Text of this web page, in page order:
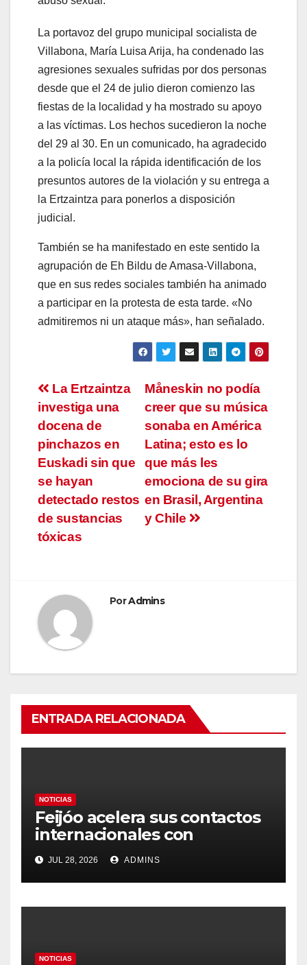
La portavoz del grupo municipal socialista de
Villabona, María Luisa Arija, ha condenado las
agresiones sexuales sufridas por dos personas
desde que el 24 de julio dieron comienzo las
fiestas de la localidad y ha mostrado su apoyo
a las víctimas. Los hechos sucedieron la noche
del 29 al 30. En un comunicado, ha agradecido
a la policía local la rápida identificación de los
presuntos autores de la violación y su entrega a
la Ertzaintza para ponerlos a disposición
judicial.
También se ha manifestado en este sentido la
agrupación de Eh Bildu de Amasa-Villabona,
que en sus redes sociales también ha animado
a participar en la protesta de esta tarde. «No
admitiremos ni un ataque más», han señalado.
Navegación
de
entradas
Måneskin no podía
creer que su música
sonaba en América
Latina; esto es lo
que más les
emociona de su gira
en Brasil, Argentina
y Chile
La Ertzaintza
investiga una
docena de
pinchazos en
Euskadi sin que
se hayan
detectado restos
de sustancias
tóxicas
PorAdmins
ENTRADA RELACIONADA
NOTICIAS
Feijóo acelera sus contactos
internacionales con
Latinoamérica como socio
prioritario en su agenda de
gobierno
JUL 28, 2026 ADMINS
NOTICIAS